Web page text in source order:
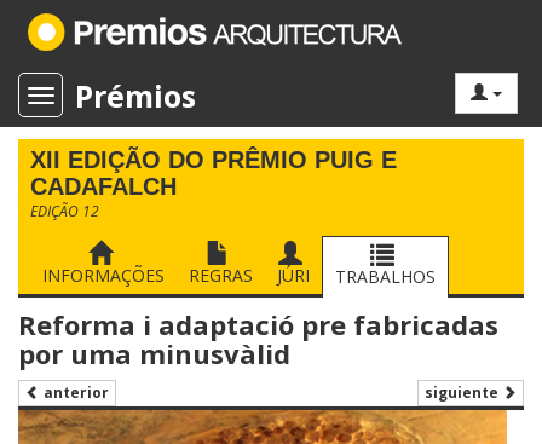
Toggle navigation
Prémios
XII EDIÇÃO DO PRÊMIO PUIG E
CADAFALCH
EDIÇÃO 12
INFORMAÇÕES REGRAS JÚRI TRABALHOS
Reforma i adaptació pre fabricadas
por uma minusvàlid
anterior siguiente